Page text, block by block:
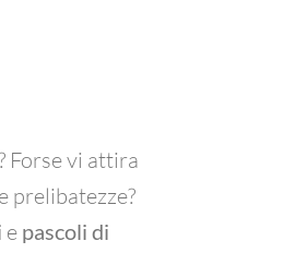
Forse vi attira
prelibatezze?
e pascoli di